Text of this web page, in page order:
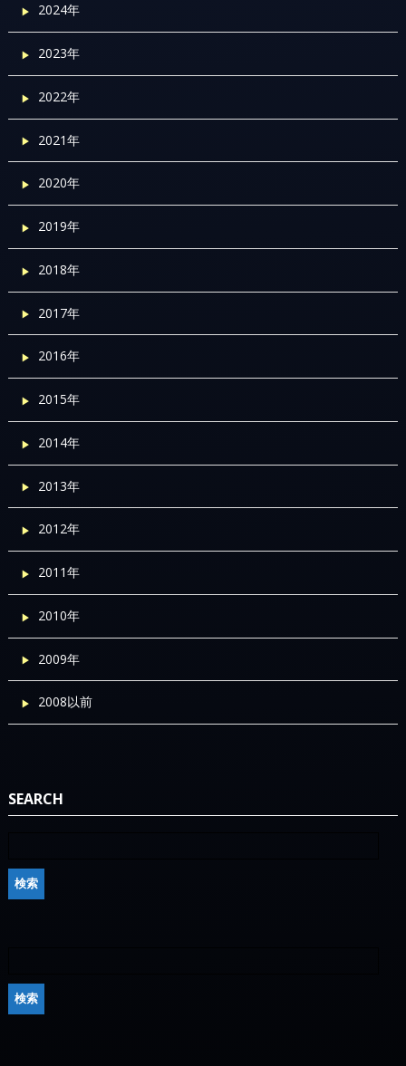
2024年
2023年
2022年
2021年
2020年
2019年
2018年
2017年
2016年
2015年
2014年
2013年
2012年
2011年
2010年
2009年
2008以前
SEARCH